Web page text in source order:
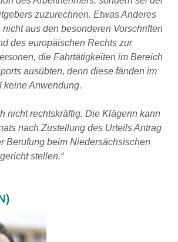
zuzurechnen. Etwas Anderes
aus den besonderen Vorschriften
des europäischen Rechts zur
die Fahrtätigkeiten im Bereich
ausübten, denn diese fänden im
keine Anwendung.
nicht rechtskräftig. Die Klägerin kann
nach Zustellung des Urteils Antrag
Berufung beim Niedersächsischen
stellen.“